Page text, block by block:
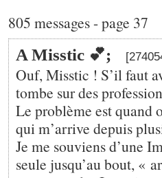
805 messages - page 37
A Misstic 💕;
Ouf, Misstic ! S’il faut
tombe sur des
Le problème est quand
qui m’arrive depuis
Je me souviens d’une
seule jusqu’au bout, «